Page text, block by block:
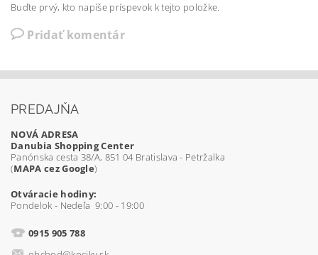
Buďte prvý, kto napíše príspevok k tejto položke.
Pridať komentár
PREDAJŇA
NOVÁ ADRESA
Danubia Shopping Center
Panónska cesta 38/A, 851 04 Bratislava - Petržalka
(MAPA cez Google)
Otváracie hodiny:
Pondelok - Nedeľa 9:00 - 19:00
0915 905 788